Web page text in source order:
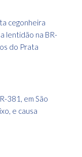
cegonheira
lentidão na BR-
do Prata
381, em São
e causa